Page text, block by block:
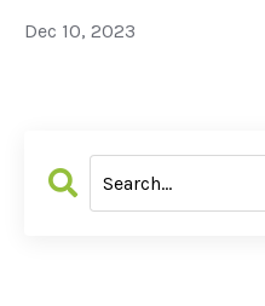
Dec 10, 2023